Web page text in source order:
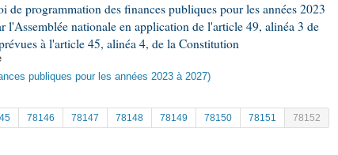
de programmation des finances publiques pour les années 2023
l'Assemblée nationale en application de l'article 49, alinéa 3 de
à l'article 45, alinéa 4, de la Constitution
publiques pour les années 2023 à 2027)
78146 78147 78148 78149 78150 78151 78152